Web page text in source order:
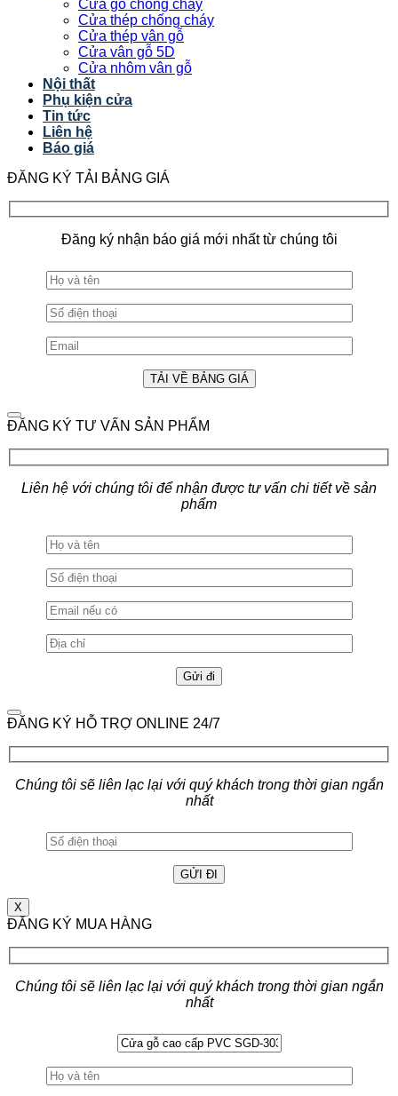
Cửa gỗ chống cháy
Cửa thép chống cháy
Cửa thép vân gỗ
Cửa vân gỗ 5D
Cửa nhôm vân gỗ
Nội thất
Phụ kiện cửa
Tin tức
Liên hệ
Báo giá
ĐĂNG KÝ TẢI BẢNG GIÁ
Đăng ký nhận báo giá mới nhất từ chúng tôi
ĐĂNG KÝ TƯ VẤN SẢN PHẨM
Liên hệ với chúng tôi để nhận được tư vấn chi tiết về sản
phẩm
ĐĂNG KÝ HỖ TRỢ ONLINE 24/7
Chúng tôi sẽ liên lạc lại với quý khách trong thời gian ngắn
nhất
X
ĐĂNG KÝ MUA HÀNG
Chúng tôi sẽ liên lạc lại với quý khách trong thời gian ngắn
nhất